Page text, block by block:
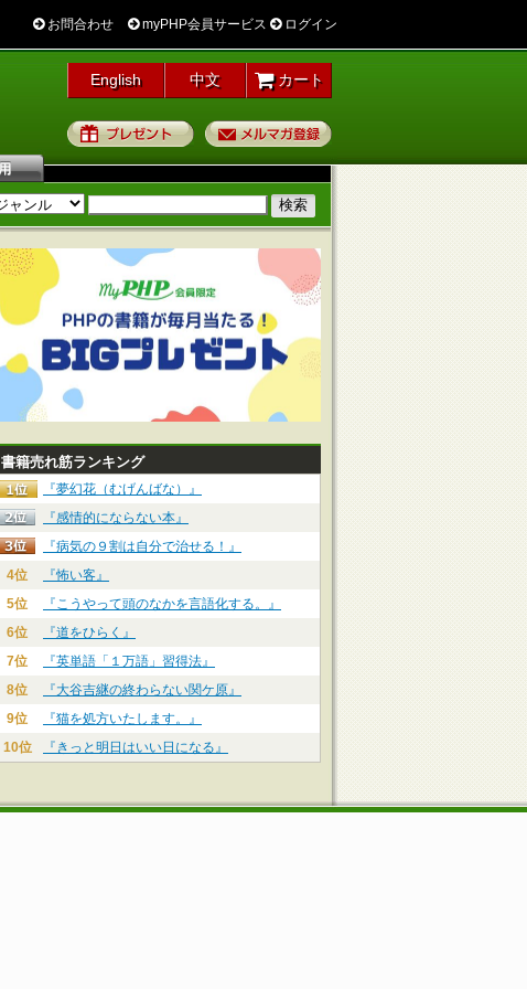
お問合わせ myPHP会員サービス ログイン
English 中文 カート
プレゼント
書籍売れ筋ランキング
『夢幻花（むげんばな）』
『感情的にならない本』
『病気の９割は自分で治せる！』
4位
『怖い客』
5位
『こうやって頭のなかを言語化する。』
6位
『道をひらく』
7位
『英単語「１万語」習得法』
8位
『大谷吉継の終わらない関ケ原』
9位
『猫を処方いたします。』
10位
『きっと明日はいい日になる』